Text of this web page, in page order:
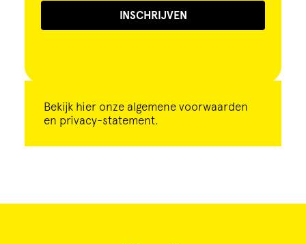
INSCHRIJVEN
Bekijk hier onze algemene voorwaarden
en privacy-statement.